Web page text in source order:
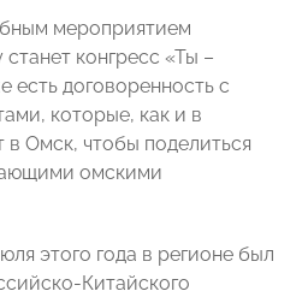
мероприятием
конгресс «Ты –
есть договоренность с
которые, как и в
Омск, чтобы поделиться
омскими
этого года в регионе был
Китайского